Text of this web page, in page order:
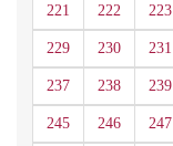
221 222 223
229 230 231
237 238 239
245 246 247